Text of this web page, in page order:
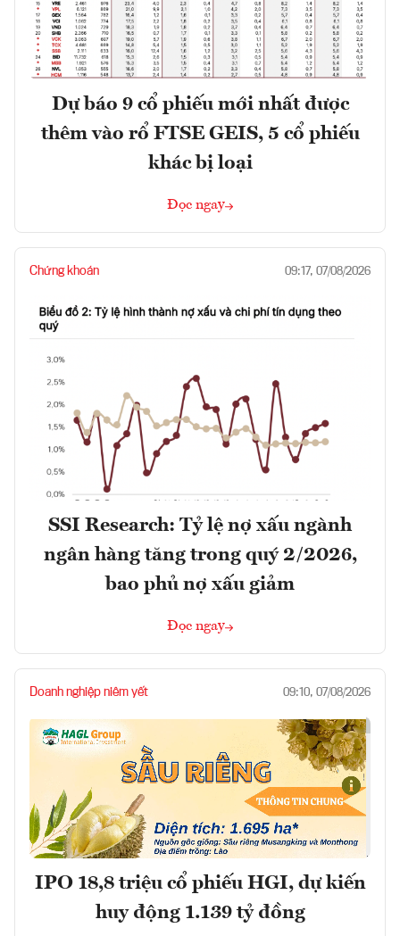
Dự báo 9 cổ phiếu mới nhất được
thêm vào rổ FTSE GEIS, 5 cổ phiếu
khác bị loại
Đọc ngay
Chứng khoán 09:17, 07/08/2026
SSI Research: Tỷ lệ nợ xấu ngành
ngân hàng tăng trong quý 2/2026,
bao phủ nợ xấu giảm
Đọc ngay
Doanh nghiệp niêm yết 09:10, 07/08/2026
IPO 18,8 triệu cổ phiếu HGI, dự kiến
huy động 1.139 tỷ đồng